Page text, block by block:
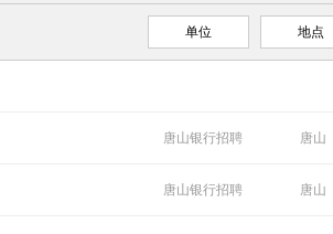
单位 地点
唐山银行招聘 唐山
唐山银行招聘 唐山